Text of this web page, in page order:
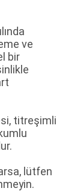
ve
bir
titreşimli
lütfen